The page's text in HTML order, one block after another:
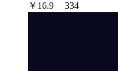
￥ 16.9 334